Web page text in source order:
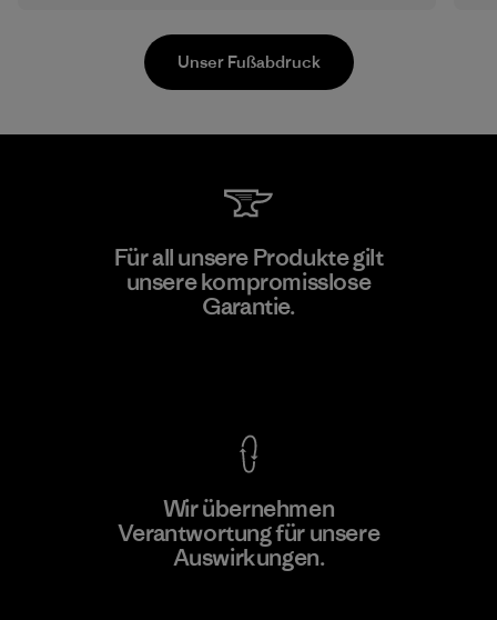
Mehr dazu
Hirdaramani Industries (Pvt)
Ltd. - Kahathuduwa
Unser Fußabdruck
Für all unsere Produkte gilt
unsere kompromisslose
Garantie.
Wir übernehmen
Verantwortung für unsere
Auswirkungen.